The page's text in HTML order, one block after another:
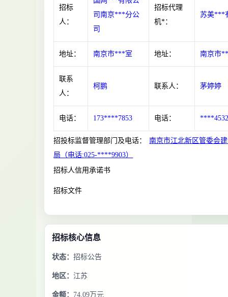
招标
人：
司南京***分公
司
招标代理
机*：
苏美***
地址： 南京市***室 地址： 南京市
联系
人：
柯鹏 联系人： 茅婷婷
电话： 173****7853 电话：
招投标监督管理部门及电话：
南京市江北新区管委会
局（电话:025-****9903）
招标人信用承诺书
招标文件
招标核心信息
状态：招标公告
地区：江苏
金额： 74.09万元